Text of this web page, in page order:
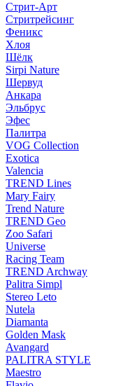
Стрит-Арт
Стритрейсинг
Феникс
Хлоя
Шёлк
Sirpi Nature
Шервуд
Анкара
Эльбрус
Эфес
Палитра
VOG Collection
Exotica
Valencia
TREND Lines
Mary Fairy
Trend Nature
TREND Geo
Zoo Safari
Universe
Racing Team
TREND Archway
Palitra Simpl
Stereo Leto
Nutela
Diamanta
Golden Mask
Avangard
PALITRA STYLE
Maestro